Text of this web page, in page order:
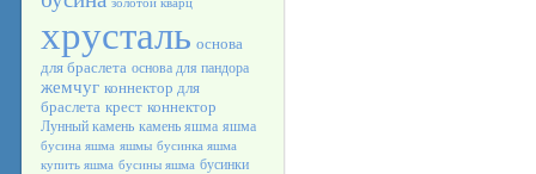
золотой кварц
хрусталь основа
для браслета основа для пандора
жемчуг коннектор для
браслета крест коннектор
Лунный камень камень яшма яшма
бусина яшма яшмы бусинка яшма
купить яшма бусины яшма бусинки